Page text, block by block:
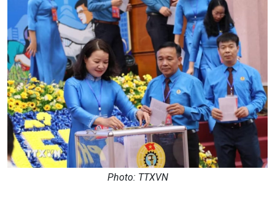
Photo: TTXVN